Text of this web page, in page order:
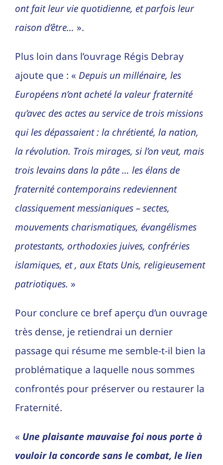
ont fait leur vie quotidienne, et parfois leur
raison d’être… ».
Plus loin dans l’ouvrage Régis Debray
ajoute que : « Depuis un millénaire, les
Européens n’ont acheté la valeur fraternité
qu’avec des actes au service de trois missions
qui les dépassaient : la chrétienté, la nation,
la révolution. Trois mirages, si l’on veut, mais
trois levains dans la pâte … les élans de
fraternité contemporains redeviennent
classiquement messianiques – sectes,
mouvements charismatiques, évangélismes
protestants, orthodoxies juives, confréries
islamiques, et , aux Etats Unis, religieusement
patriotiques. »
Pour conclure ce bref aperçu d’un ouvrage
très dense, je retiendrai un dernier
passage qui résume me semble-t-il bien la
problématique a laquelle nous sommes
confrontés pour préserver ou restaurer la
Fraternité.
« Une plaisante mauvaise foi nous porte à
vouloir la concorde sans le combat, le lien